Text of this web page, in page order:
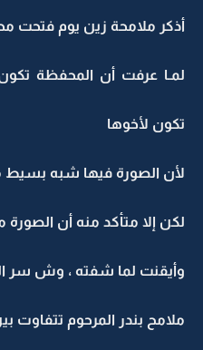
أذكر ملامحة زين يوم فتحت
لمـا عرفت أن المحفظة
تكون لأخوها
لأن الصورة فيها شبه بسيط
لكن إلا متأكد منه أن الصورة
وأيقنت لما شفته ، وش سر
ملامح بندر المرحوم تتفاوت